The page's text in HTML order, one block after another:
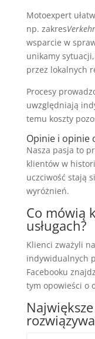
Motoexpert
np. zakres
wsparcie w
unikamy
przez lokalnych
Procesy
uwzględniają
temu koszty
Opinie i opinie
Nasza pasja to
klientów w
uczciwość stają
wyróżnień.
Co mówią
usługach?
Klienci zważyli
indywidualnych
Facebooku
tym opowieści o